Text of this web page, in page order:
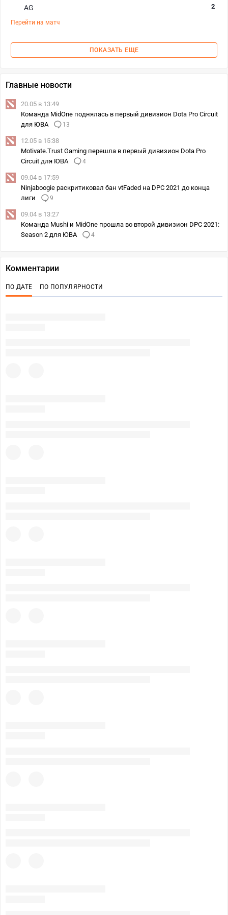
AG 2
Перейти на матч
ПОКАЗАТЬ ЕЩЕ
Главные новости
20.05 в 13:49
Команда MidOne поднялась в первый дивизион Dota Pro Circuit
для ЮВА
13
12.05 в 15:38
Motivate.Trust Gaming перешла в первый дивизион Dota Pro
Circuit для ЮВА
4
09.04 в 17:59
Ninjaboogie раскритиковал бан vtFaded на DPC 2021 до конца
лиги
9
09.04 в 13:27
Команда Mushi и MidOne прошла во второй дивизион DPC 2021:
Season 2 для ЮВА
4
Комментарии
ПО ДАТЕ ПО ПОПУЛЯРНОСТИ